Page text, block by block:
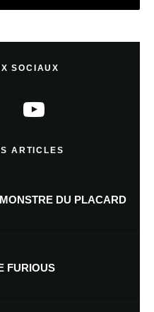
SOCIAUX
ARTICLES
DU PLACARD
FURIOUS